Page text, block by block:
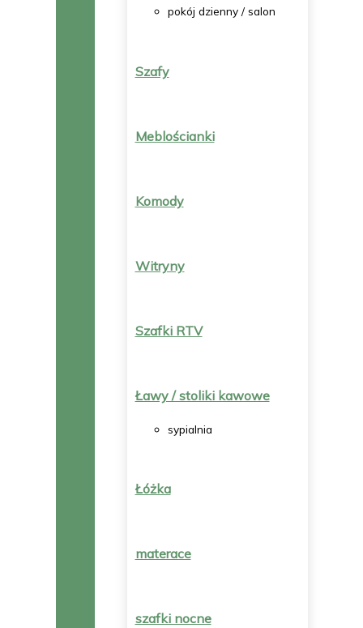
pokój dzienny / salon
Szafy
Meblościanki
Komody
Witryny
Szafki RTV
Ławy / stoliki kawowe
sypialnia
Łóżka
materace
szafki nocne